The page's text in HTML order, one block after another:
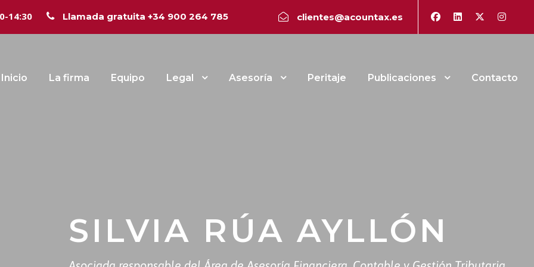
14:30 Llamada gratuita +34 900 264 785 clientes@acountax.es
Inicio La firma Equipo Legal Asesoría Peritaje Publicaciones Contacto
SILVIA RÚA AYLLÓN